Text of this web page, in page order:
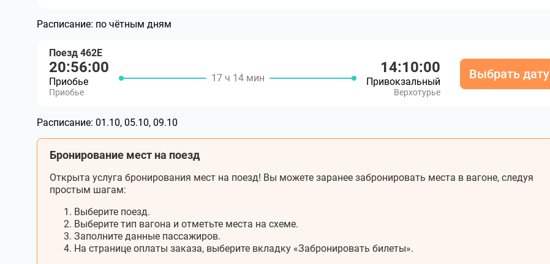
Расписание: по чётным дням
Поезд 462Е
20:56:00
Приобье
Приобье
17 ч 14 мин
14:10:00
Привокзальный
Верхотурье
Выбрать дату
Расписание: 01.10, 05.10, 09.10
Бронирование мест на поезд
Открыта услуга бронирования мест на поезд! Вы можете заранее забронировать места в вагоне, следуя
простым шагам:
Выберите поезд.
Выберите тип вагона и отметьте места на схеме.
Заполните данные пассажиров.
На странице оплаты заказа, выберите вкладку «Забронировать билеты».